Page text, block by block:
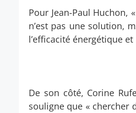
Pour Jean-Paul Huchon,
n’est pas une solution,
l’efficacité énergétique
De son côté, Corine
souligne que « chercher